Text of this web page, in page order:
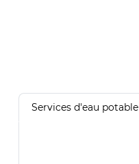
Services d'eau potable